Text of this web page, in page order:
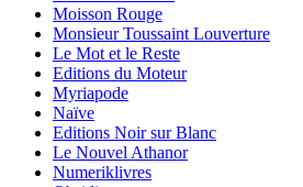
Moisson Rouge
Monsieur Toussaint Louverture
Le Mot et le Reste
Editions du Moteur
Myriapode
Naïve
Editions Noir sur Blanc
Le Nouvel Athanor
Numeriklivres